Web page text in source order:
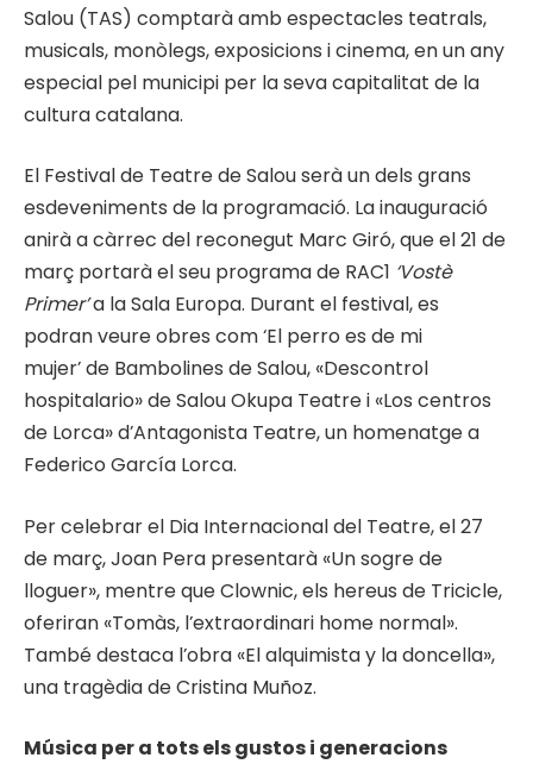
Salou (TAS) comptarà amb espectacles teatrals,
musicals, monòlegs, exposicions i cinema, en un any
especial pel municipi per la seva capitalitat de la
cultura catalana.
El Festival de Teatre de Salou serà un dels grans
esdeveniments de la programació. La inauguració
anirà a càrrec del reconegut Marc Giró, que el 21 de
març portarà el seu programa de RAC1 ‘Vostè
Primer’a la Sala Europa. Durant el festival, es
podran veure obres com ‘El perro es de mi
mujer’ de Bambolines de Salou, «Descontrol
hospitalario» de Salou Okupa Teatre i «Los centros
de Lorca» d’Antagonista Teatre, un homenatge a
Federico García Lorca.
Per celebrar el Dia Internacional del Teatre, el 27
de març, Joan Pera presentarà «Un sogre de
lloguer», mentre que Clownic, els hereus de Tricicle,
oferiran «Tomàs, l’extraordinari home normal».
També destaca l’obra «El alquimista y la doncella»,
una tragèdia de Cristina Muñoz.
Música per a tots els gustos i generacions